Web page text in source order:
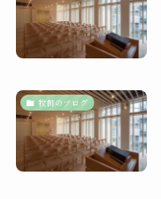
牧師のブログ